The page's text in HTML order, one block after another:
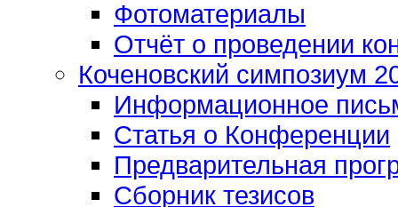
Фотоматериалы
Отчёт о проведении
Коченовский симпозиум
Информационное
Статья о Конференции
Предварительная
Сборник тезисов